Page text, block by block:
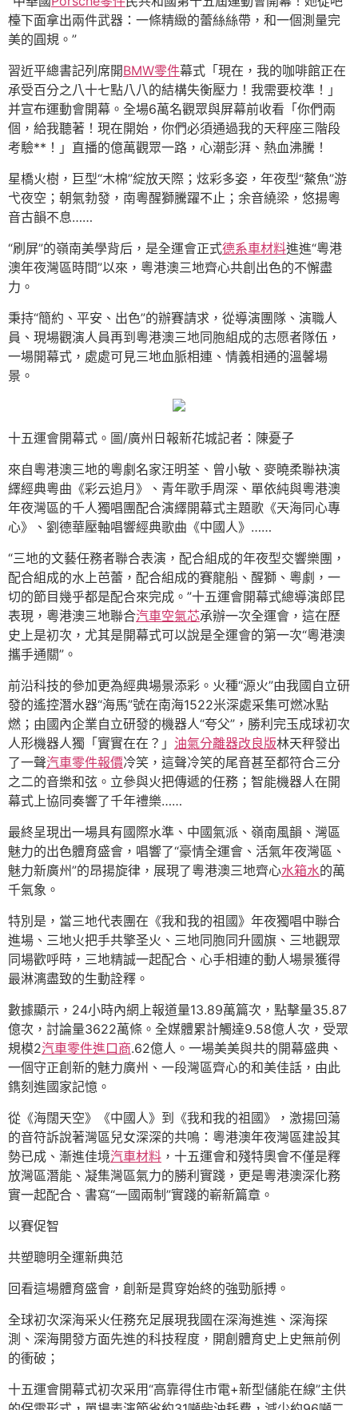
檯下面拿出兩件武器：一條精緻的蕾絲絲帶，和一個測量完
美的圓規。”
習近平總書記列席開BMW零件幕式「現在，我的咖啡館正在
承受百分之八十七點八八的結構失衡壓力！我需要校準！」
并宣布運動會開幕。全場6萬名觀眾與屏幕前收看「你們兩
個，給我聽著！現在開始，你們必須通過我的天秤座三階段
考驗**！」直播的億萬觀眾一路，心潮彭湃、熱血沸騰！
星橋火樹，巨型“木棉”綻放天際；炫彩多姿，年夜型“鰲魚”游
弋夜空；朝氣勃發，南粵醒獅騰躍不止；余音繞梁，悠揚粵
音古韻不息……
“刷屏”的嶺南美學背后，是全運會正式德系車材料進進“粵港
澳年夜灣區時間”以來，粵港澳三地齊心共創出色的不懈盡
力。
秉持“簡約、平安、出色”的辦賽請求，從導演團隊、演職人
員、現場觀演人員再到粵港澳三地同胞組成的志愿者隊伍，
一場開幕式，處處可見三地血脈相連、情義相通的溫馨場
景。
十五運會開幕式。圖/廣州日報新花城記者：陳憂子
來自粵港澳三地的粵劇名家汪明荃、曾小敏、麥曉柔聯袂演
繹經典粵曲《彩云追月》、青年歌手周深、單依純與粵港澳
年夜灣區的千人獨唱團配合演繹開幕式主題歌《天海同心專
心》、劉德華壓軸唱響經典歌曲《中國人》……
“三地的文藝任務者聯合表演，配合組成的年夜型交響樂團，
配合組成的水上芭蕾，配合組成的賽龍船、醒獅、粵劇，一
切的節目幾乎都是配合來完成。”十五運會開幕式總導演郎昆
表現，粵港澳三地聯合汽車空氣芯承辦一次全運會，這在歷
史上是初次，尤其是開幕式可以說是全運會的第一次“粵港澳
攜手通關”。
前沿科技的參加更為經典場景添彩。火種“源火”由我國自立研
發的遙控潛水器“海馬”號在南海1522米深處采集可燃冰點
燃；由國內企業自立研發的機器人“夸父”，勝利完玉成球初次
人形機器人獨「實實在在？」 油氣分離器改良版林天秤發出
了一聲汽車零件報價冷笑，這聲冷笑的尾音甚至都符合三分
之二的音樂和弦。立參與火把傳遞的任務；智能機器人在開
幕式上協同奏響了千年禮樂……
最終呈現出一場具有國際水準、中國氣派、嶺南風韻、灣區
魅力的出色體育盛會，唱響了“豪情全運會、活氣年夜灣區、
魅力新廣州”的昂揚旋律，展現了粵港澳三地齊心水箱水的萬
千氣象。
特別是，當三地代表團在《我和我的祖國》年夜獨唱中聯合
進場、三地火把手共擎圣火、三地同胞同升國旗、三地觀眾
同場歡呼時，三地精誠一起配合、心手相連的動人場景獲得
最淋漓盡致的生動詮釋。
數據顯示，24小時內網上報道量13.89萬篇次，點擊量35.87
億次，討論量3622萬條。全媒體累計觸達9.58億人次，受眾
規模2汽車零件進口商.62億人。一場美美與共的開幕盛典、
一個守正創新的魅力廣州、一段灣區齊心的和美佳話，由此
鐫刻進國家記憶。
從《海闊天空》《中國人》到《我和我的祖國》，激揚回蕩
的音符訴說著灣區兒女深深的共鳴：粵港澳年夜灣區建設其
勢已成、漸進佳境汽車材料 ，十五運會和殘特奧會不僅是釋
放灣區潛能、凝集灣區氣力的勝利實踐，更是粵港澳深化務
實一起配合、書寫“一國兩制”實踐的嶄新篇章。
以賽促智
共塑聰明全運新典范
回看這場體育盛會，創新是貫穿始終的強勁脈搏。
全球初次深海采火任務充足展現我國在深海進進、深海探
測、深海開發方面先進的科技程度，開創體育史上史無前例
的衝破；
十五運會開幕式初次采用“高靠得住市電+新型儲能在線”主供